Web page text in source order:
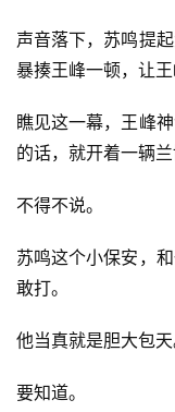
声音落下，苏鸣提
暴揍王峰一顿，让王
瞧见这一幕，王峰
的话，就开着一辆
不得不说。
苏鸣这个小保安，
敢打。
他当真就是胆大包天
要知道。